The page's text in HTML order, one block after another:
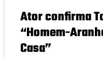
Ator confirma
“Homem-
Casa”